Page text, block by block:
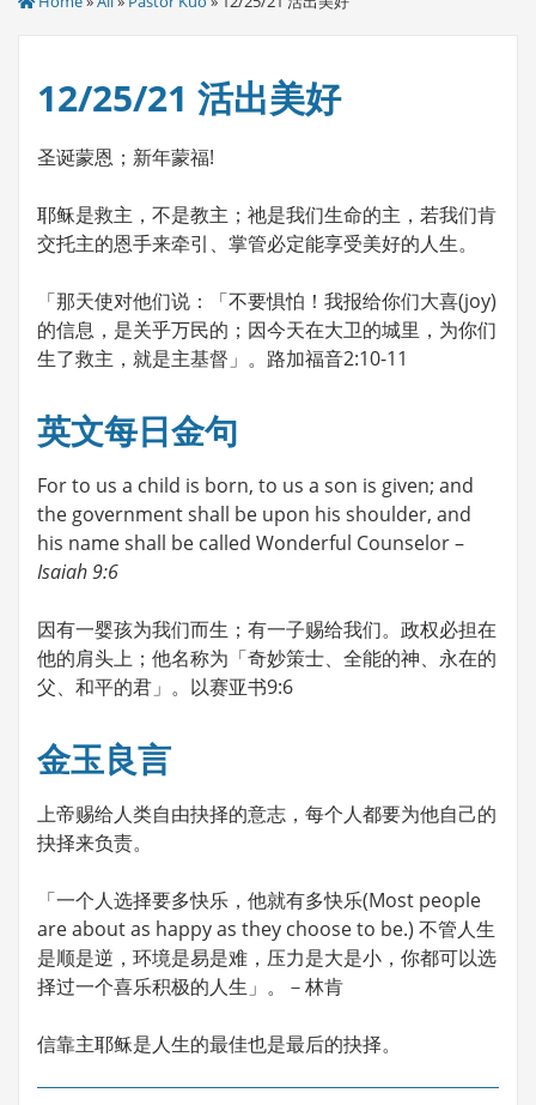
12/25/21 活出美好
圣诞蒙恩；新年蒙福!
耶稣是救主，不是教主；祂是我们生命的主，若我们肯
交托主的恩手来牵引、掌管必定能享受美好的人生。
「那天使对他们说：「不要惧怕！我报给你们大喜(joy)
的信息，是关乎万民的；因今天在大卫的城里，为你们
生了救主，就是主基督」。路加福音2:10-11
英文每日金句
For to us a child is born, to us a son is given; and
the government shall be upon his shoulder, and
his name shall be called Wonderful Counselor –
Isaiah 9:6
因有一婴孩为我们而生；有一子赐给我们。政权必担在
他的肩头上；他名称为「奇妙策士、全能的神、永在的
父、和平的君」。以赛亚书9:6
金玉良言
上帝赐给人类自由抉择的意志，每个人都要为他自己的
抉择来负责。
「一个人选择要多快乐，他就有多快乐(Most people
are about as happy as they choose to be.) 不管人生
是顺是逆，环境是易是难，压力是大是小，你都可以选
择过一个喜乐积极的人生」。－林肯
信靠主耶稣是人生的最佳也是最后的抉择。